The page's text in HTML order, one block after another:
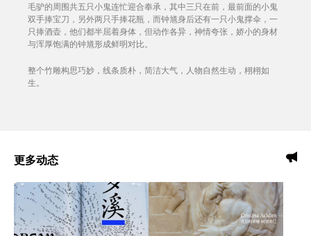
毛驴的周围共五只小鬼连忙迎合奉承，其中三只在前，最前面的小鬼
双手捧宝刀，另外两只手捧花瓶，而钟馗身后还有一只小鬼撑伞，一
只捧酒壶，他们都半屈着身体，但动作各异，神情夸张，娇小的身材
与浑厚饱满的钟馗形成鲜明对比。
整个竹雕构思巧妙，线条质朴，简洁大气，人物自然生动，栩栩如
生。
更多动态